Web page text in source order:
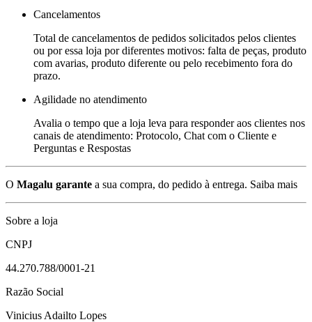
Cancelamentos
Total de cancelamentos de pedidos solicitados pelos clientes
ou por essa loja por diferentes motivos: falta de peças, produto
com avarias, produto diferente ou pelo recebimento fora do
prazo.
Agilidade no atendimento
Avalia o tempo que a loja leva para responder aos clientes nos
canais de atendimento: Protocolo, Chat com o Cliente e
Perguntas e Respostas
O Magalu garante a sua compra, do pedido à entrega. Saiba mais
Sobre a loja
CNPJ
44.270.788/0001-21
Razão Social
Vinicius Adailto Lopes